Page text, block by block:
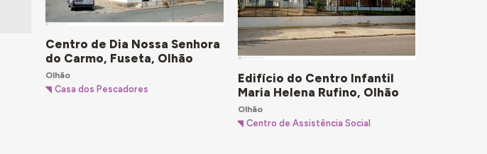
Centro de Dia Nossa Senhora
do Carmo, Fuseta, Olhão
Olhão
Casa dos Pescadores
Edifício do Centro Infantil
Maria Helena Rufino, Olhão
Olhão
Centro de Assistência Social